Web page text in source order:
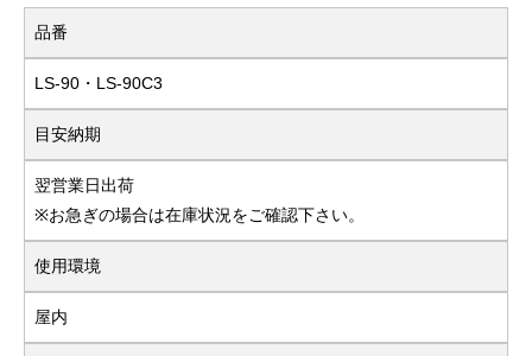
品番
LS-90・LS-90C3
目安納期
翌営業日出荷
※お急ぎの場合は在庫状況をご確認下さい。
使用環境
屋内